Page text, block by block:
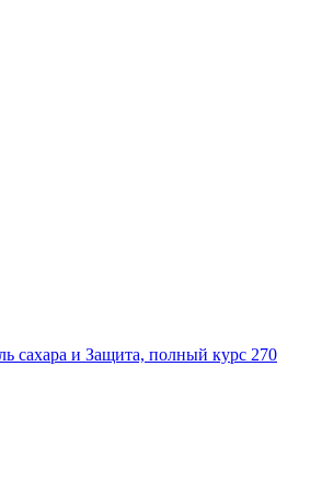
сахара и Защита, полный курс 270